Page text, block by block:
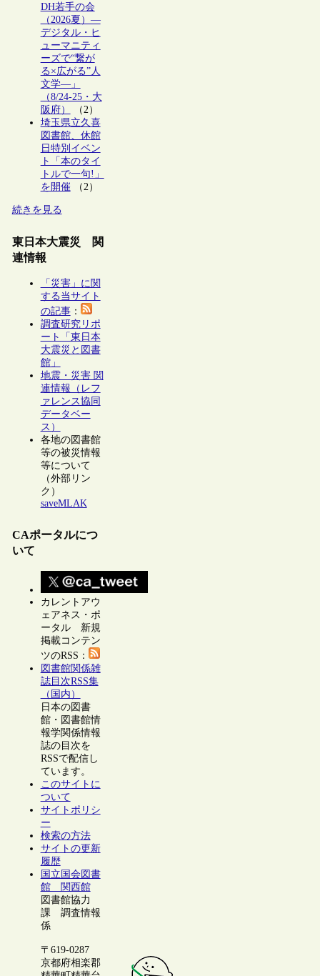
DH若手の会
（2026夏）―
デジタル・ヒ
ューマニティ
ーズで“繋が
る×広がる”人
文学―」
（8/24-25・大
阪府）
（2）
埼玉県立久喜
図書館、休館
日特別イベン
ト「本のタイ
トルで一句!」
を開催（2）
続きを見る
東日本大震災 関
連情報
「災害」に関
する当サイト
の記事：
調査研究リポ
ート「東日本
大震災と図書
館」
地震・災害 関
連情報（レフ
ァレンス協同
データベー
ス）
各地の図書館
等の被災情報
等について
（外部リン
ク）
saveMLAK
CAポータルにつ
いて
カレントアウ
ェアネス・ポ
ータル 新規
掲載コンテン
ツのRSS：
図書館関係雑
誌目次RSS集
（国内）
日本の図書
館・図書館情
報学関係情報
誌の目次を
RSSで配信し
ています。
このサイトに
ついて
サイトポリシ
ー
検索の方法
サイトの更新
履歴
国立国会図書
館 関西館
図書館協力
課 調査情報
係
〒619-0287
京都府相楽郡